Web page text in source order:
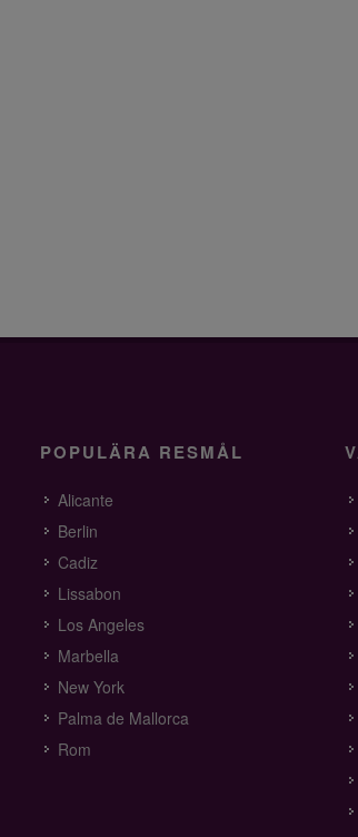
POPULÄRA RESMÅL
Alicante
Berlin
Cadiz
Lissabon
Los Angeles
Marbella
New York
Palma de Mallorca
Rom